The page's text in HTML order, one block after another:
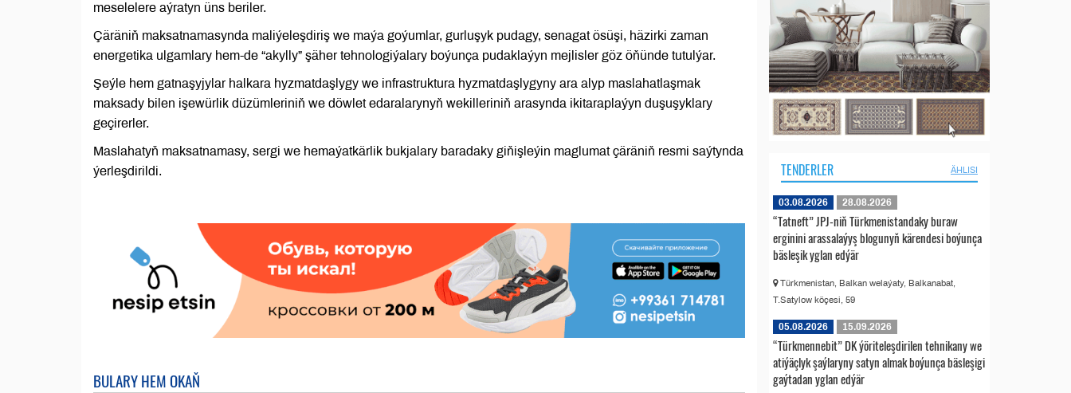
meselelere aýratyn üns beriler.
Çäräniň maksatnamasynda maliýeleşdiriş we maýa goýumlar, gurluşyk pudagy, senagat ösüşi, häzirki zaman
energetika ulgamlary hem-de “akylly” şäher tehnologiýalary boýunça pudaklaýyn mejlisler göz öňünde tutulýar.
Şeýle hem gatnaşyjylar halkara hyzmatdaşlygy we infrastruktura hyzmatdaşlygyny ara alyp maslahatlaşmak
maksady bilen işewürlik düzümleriniň we döwlet edaralarynyň wekilleriniň arasynda ikitaraplaýyn duşuşyklary
geçirerler.
Maslahatyň maksatnamasy, sergi we hemaýatkärlik bukjalary baradaky giňişleýin maglumat çäräniň resmi saýtynda
ýerleşdirildi.
BULARY HEM OKAŇ
TENDERLER ÄHLISI
03.08.2026 28.08.2026
“Tatneft” JPJ-niň Türkmenistandaky buraw
erginini arassalaýyş blogunyň kärendesi boýunça
bäsleşik yglan edýär
Türkmenistan, Balkan welaýaty, Balkanabat,
T.Satylow köçesi, 59
05.08.2026 15.09.2026
“Türkmennebit” DK ýöriteleşdirilen tehnikany we
atiýäçlyk şaýlaryny satyn almak boýunça bäsleşigi
gaýtadan yglan edýär